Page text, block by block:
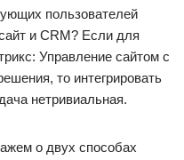
пользователей
и CRM? Если для
Управление сайтом с
то интегрировать
нетривиальная.
о двух способах